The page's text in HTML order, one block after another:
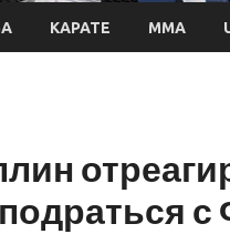
КАРАТЕ ММА
с